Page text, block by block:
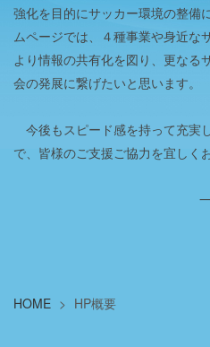
強化を目的にサッカー環境の整備
ムページでは、４種事業や身近な
より情報の共有化を図り、更なる
会の発展に繋げたいと思います。
今後もスピード感を持って充実
で、皆様のご支援ご協力を宜しく
HOME > HP概要